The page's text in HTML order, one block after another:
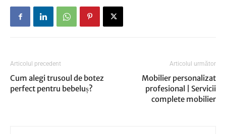
Articolul precedent
Cum alegi trusoul de botez
perfect pentru bebeluș?
Articolul următor
Mobilier personalizat
profesional | Servicii
complete mobilier